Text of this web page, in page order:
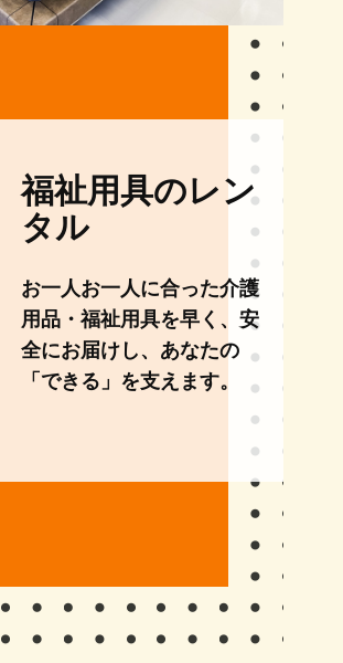
福祉用具のレン
タル
お一人お一人に合った介護
用品・福祉用具を早く、安
全にお届けし、あなたの
「できる」を支えます。